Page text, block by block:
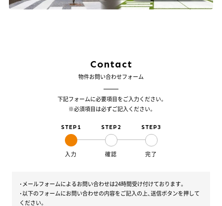
Contact
物件お問い合わせフォーム
下記フォームに必要項目をご入力ください。
※必須項目は必ずご記入ください。
STEP1
入力
STEP2
確認
STEP3
完了
･メールフォームによるお問い合わせは24時間受け付けております。
･以下のフォームにお問い合わせの内容をご記入の上、送信ボタンを押して
ください。